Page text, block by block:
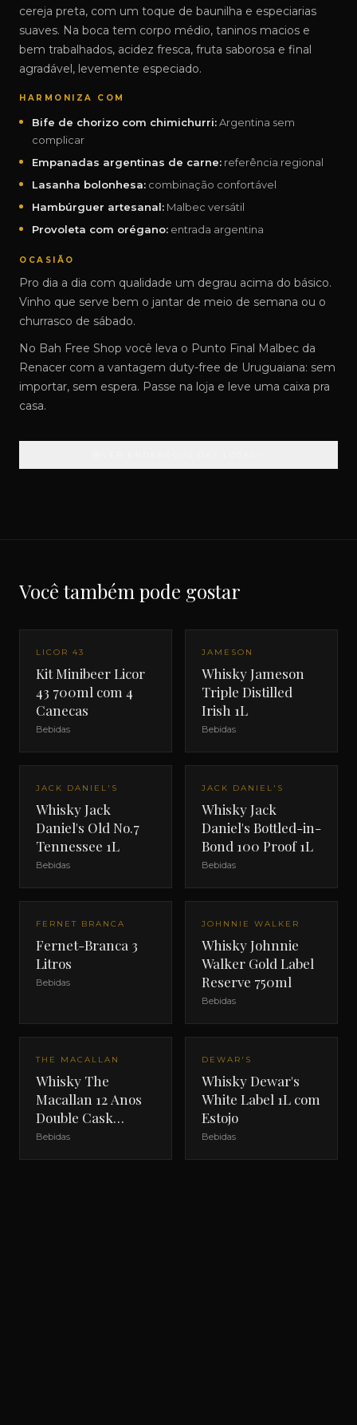
cereja preta, com um toque de baunilha e especiarias
suaves. Na boca tem corpo médio, taninos macios e
bem trabalhados, acidez fresca, fruta saborosa e final
agradável, levemente especiado.
HARMONIZA COM
Bife de chorizo com chimichurri:Argentina sem
complicar
Empanadas argentinas de carne: referência regional
Lasanha bolonhesa: combinação confortável
Hambúrguer artesanal: Malbec versátil
Provoleta com orégano: entrada argentina
OCASIÃO
Pro dia a dia com qualidade um degrau acima do básico.
Vinho que serve bem o jantar de meio de semana ou o
churrasco de sábado.
No Bah Free Shop você leva o Punto Final Malbec da
Renacer com a vantagem duty-free de Uruguaiana: sem
importar, sem espera. Passe na loja e leve uma caixa pra
casa.
Você também pode gostar
LICOR 43
Kit Minibeer Licor
43 700ml com 4
Canecas
Bebidas
JAMESON
Whisky Jameson
Triple Distilled
Irish 1L
Bebidas
JACK DANIEL'S
Whisky Jack
Daniel's Old No.7
Tennessee 1L
Bebidas
JACK DANIEL'S
Whisky Jack
Daniel's Bottled-in-
Bond 100 Proof 1L
Bebidas
FERNET BRANCA
Fernet-Branca 3
Litros
Bebidas
JOHNNIE WALKER
Whisky Johnnie
Walker Gold Label
Reserve 750ml
Bebidas
THE MACALLAN
Whisky The
Macallan 12 Anos
Double Cask
700ml com Estojo
Bebidas
DEWAR'S
Whisky Dewar's
White Label 1L com
Estojo
Bebidas